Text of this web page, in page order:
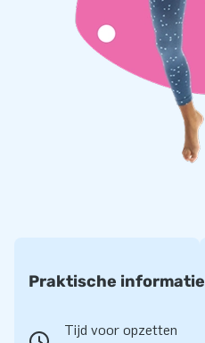
Praktische informatie
Tijd voor opzetten